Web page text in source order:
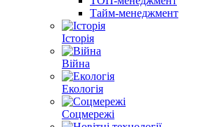
Тайм-менеджмент
Історія
Війна
Екологія
Соцмережі